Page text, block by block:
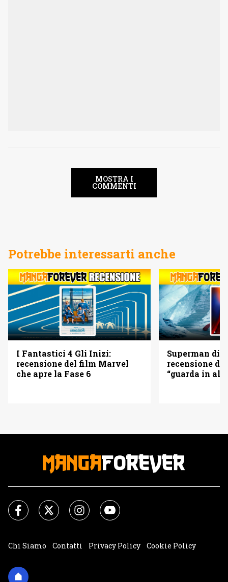
MOSTRA I
COMMENTI
Potrebbe interessarti anche
I Fantastici 4 Gli Inizi:
recensione del film Marvel
che apre la Fase 6
Superman di
recensione
“guarda in
Chi Siamo Contatti Privacy Policy
Cookie Policy